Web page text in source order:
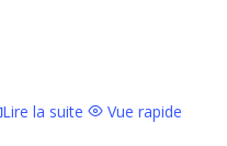
Lire la suite Vue rapide